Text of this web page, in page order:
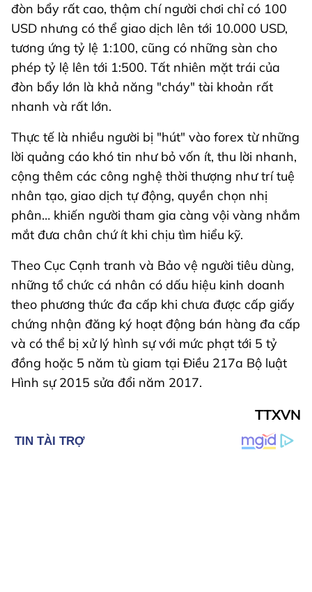
đòn bẩy rất cao, thậm chí người chơi chỉ có 100
USD nhưng có thể giao dịch lên tới 10.000 USD,
tương ứng tỷ lệ 1:100, cũng có những sàn cho
phép tỷ lệ lên tới 1:500. Tất nhiên mặt trái của
đòn bẩy lớn là khả năng "cháy" tài khoản rất
nhanh và rất lớn.
Thực tế là nhiều người bị "hút" vào forex từ những
lời quảng cáo khó tin như bỏ vốn ít, thu lời nhanh,
cộng thêm các công nghệ thời thượng như trí tuệ
nhân tạo, giao dịch tự động, quyền chọn nhị
phân… khiến người tham gia càng vội vàng nhắm
mắt đưa chân chứ ít khi chịu tìm hiểu kỹ.
Theo Cục Cạnh tranh và Bảo vệ người tiêu dùng,
những tổ chức cá nhân có dấu hiệu kinh doanh
theo phương thức đa cấp khi chưa được cấp giấy
chứng nhận đăng ký hoạt động bán hàng đa cấp
và có thể bị xử lý hình sự với mức phạt tới 5 tỷ
đồng hoặc 5 năm tù giam tại Điều 217a Bộ luật
Hình sự 2015 sửa đổi năm 2017.
TTXVN